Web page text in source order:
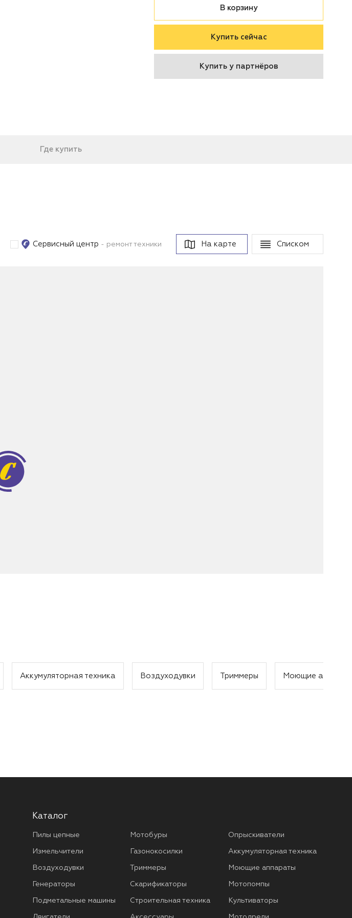
В корзину
Купить сейчас
Купить у партнёров
Где купить
Сервисный центр - ремонт техники На карте Списком
Аккумуляторная техника Воздуходувки Триммеры Моющие
Каталог
Пилы цепные Мотобуры Опрыскиватели
Измельчители Газонокосилки Аккумуляторная техника
Воздуходувки Триммеры Моющие аппараты
Генераторы Скарификаторы Мотопомпы
Подметальные машины Строительная техника Культиваторы